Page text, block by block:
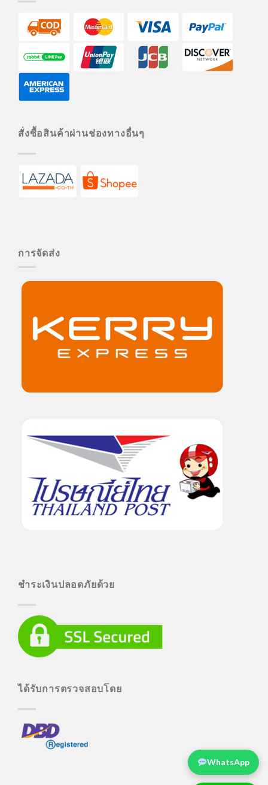
สั่งซื้อสินค้าผ่านช่องทางอื่นๆ
การจัดส่ง
ชำระเงินปลอดภัยด้วย
ได้รับการตรวจสอบโดย
WhatsApp